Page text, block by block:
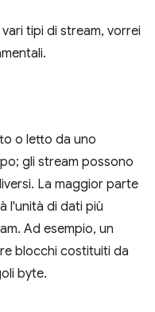
tipi di stream, vorrei
o letto da uno
gli stream possono
La maggior parte
l'unità di dati più
Ad esempio, un
blocchi costituiti da
byte.